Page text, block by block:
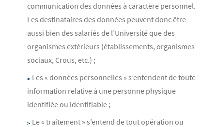
communication des données à caractère personnel.
Les destinataires des données peuvent donc être
aussi bien des salariés de l’Université que des
organismes extérieurs (établissements, organismes
sociaux, Crous, etc.) ;
Les « données personnelles » s’entendent de toute
information relative à une personne physique
identifiée ou identifiable ;
Le « traitement » s’entend de tout opération ou